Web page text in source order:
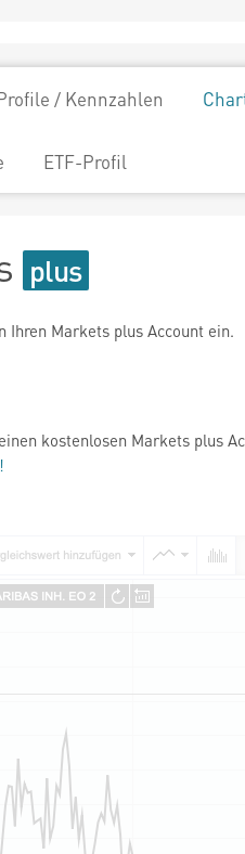
/ Kennzahlen
ETF-Profil
Ihren Markets plus Account ein.
kostenlosen Markets plus